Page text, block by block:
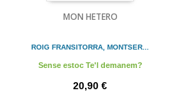
MON HETERO
ROIG FRANSITORRA, MONTSER...
Sense estoc Te'l demanem?
20,90 €